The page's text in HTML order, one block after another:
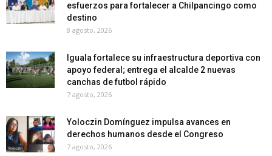
esfuerzos para fortalecer a Chilpancingo como
destino
8 agosto, 2026
Iguala fortalece su infraestructura deportiva con
apoyo federal; entrega el alcalde 2 nuevas
canchas de futbol rápido
7 agosto, 2026
Yoloczin Domínguez impulsa avances en
derechos humanos desde el Congreso
7 agosto, 2026